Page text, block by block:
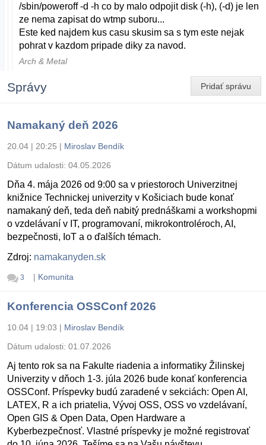
/sbin/poweroff -d -h co by malo odpojit disk (-h), (-d) je len
ze nema zapisat do wtmp suboru...
Este ked najdem kus casu skusim sa s tym este nejak
pohrat v kazdom pripade diky za navod.
Arch & Metal
Pridať správu
Správy
Namakaný deň 2026
20.04 | 20:25 | Miroslav Bendík
Dátum udalosti: 04.05.2026
Dňa 4. mája 2026 od 9:00 sa v priestoroch Univerzitnej
knižnice Technickej univerzity v Košiciach bude konať
namakaný deň, teda deň nabitý prednáškami a workshopmi
o vzdelávaní v IT, programovaní, mikrokontroléroch, AI,
bezpečnosti, IoT a o ďalších témach.
Zdroj: namakanyden.sk
3 | Komunita
Konferencia OSSConf 2026
10.04 | 19:03 | Miroslav Bendík
Dátum udalosti: 01.07.2026
Aj tento rok sa na Fakulte riadenia a informatiky Žilinskej
Univerzity v dňoch 1-3. júla 2026 bude konať konferencia
OSSConf. Príspevky budú zaradené v sekciách: Open AI,
LATEX, R a ich priatelia, Vývoj OSS, OSS vo vzdelávaní,
Open GIS & Open Data, Open Hardware a
Kyberbezpečnosť. Vlastné príspevky je možné registrovať